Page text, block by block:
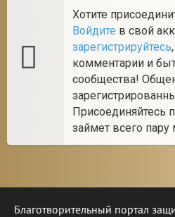
Хотите
Войдите в свой
зарегистрируйтесь
комментарии и
сообщества!
Присоединяйтесь
займет всего пару
Благотворительный портал